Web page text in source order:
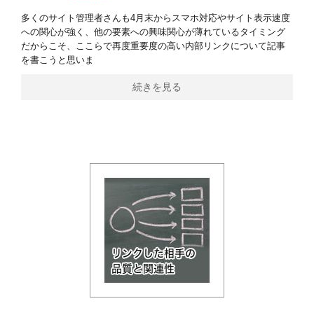
多くのサイト管理者さんも4月末からスマホ対応やサイト表示速度
への関心が強く、他の要素への興味関心が薄れているタイミング
だからこそ、ここらで再度重要度の高い内部リンクについて記事
を書こうと思いま
続きを見る